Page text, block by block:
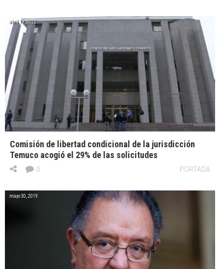
abril 19, 2022
Comisión de libertad condicional de la jurisdicción
Temuco acogió el 29% de las solicitudes
PORTADA
0
mayo 30, 2019